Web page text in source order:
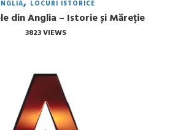
LOCURI ISTORICE
din Anglia – Istorie și Măreție
3823 VIEWS